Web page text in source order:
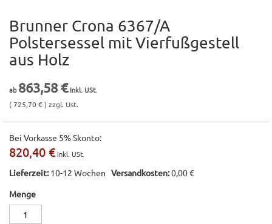
Brunner Crona 6367/A
Polstersessel mit Vierfußgestell
aus Holz
863,58 €
( 725,70 € ) zzgl. Ust.
Bei Vorkasse 5% Skonto:
820,40 €
Lieferzeit:10-12 Wochen Versandkosten:0,00 €
Menge
Zum
Anfang
der
Bildgalerie